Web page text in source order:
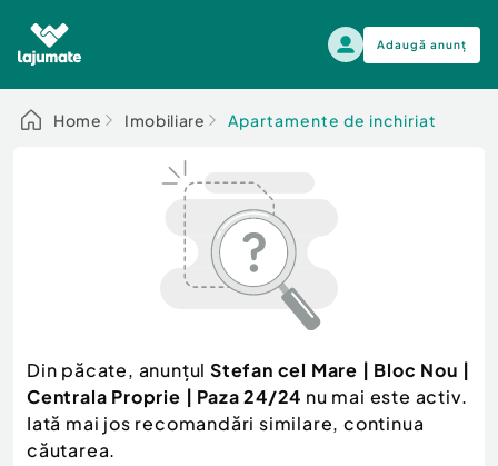
Adaugă anunț
Alege categoria
Auto, moto si ambarcatiuni
Electronice si electrocasnice
Mama si copilul
Moda si frumusete
Sport, timp liber, arta
Auto, moto si ambarcatiuni
Scutere - ATV - UTV
Autoutilitare
Ambarcatiuni
Camioane - Rulote - Remorci
Home Imobiliare Apartamente de inchiriat
Din păcate, anunțul Stefan cel Mare | Bloc Nou |
Centrala Proprie | Paza 24/24 nu mai este activ.
Iată mai jos recomandări similare, continua
căutarea.